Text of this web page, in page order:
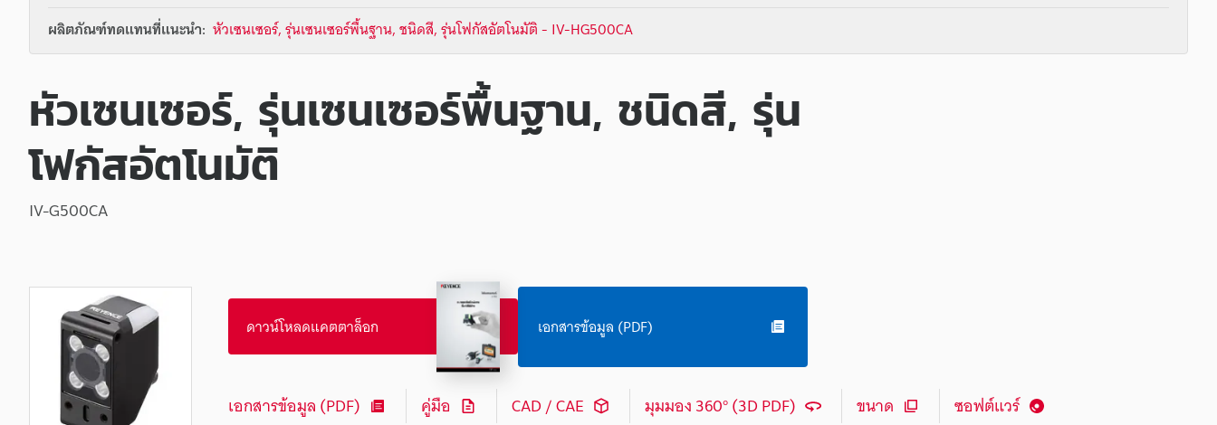
ผลิตภัณฑ์ทดแทนที่แนะนำ: หัวเซนเซอร์, รุ่นเซนเซอร์พื้นฐาน, ชนิดสี, รุ่นโฟกัสอัตโนมัติ - IV-HG500CA
หัวเซนเซอร์, รุ่นเซนเซอร์พื้นฐาน, ชนิดสี, รุ่น
โฟกัสอัตโนมัติ
IV-G500CA
ดาวน์โหลดแคตตาล็อก เอกสารข้อมูล (PDF)
เอกสารข้อมูล (PDF) คู่มือ CAD / CAE มุมมอง 360° (3D PDF) ขนาด ซอฟต์แวร์